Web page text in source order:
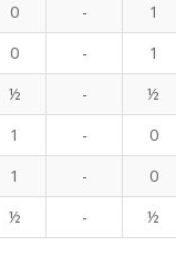
0 - 1
0 - 1
½ - ½
1 - 0
1 - 0
½ - ½